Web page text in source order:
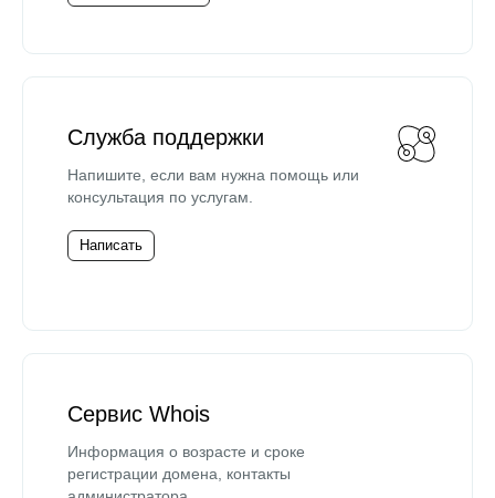
Служба поддержки
Напишите, если вам нужна помощь или
консультация по услугам.
Написать
Сервис Whois
Информация о возрасте и сроке
регистрации домена, контакты